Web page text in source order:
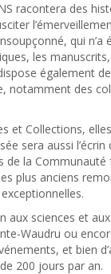
racontera des
qui n’a
les
également
notamment des
et Collections,
sera aussi
de la
plus anciens
sciences et aux
Waudru ou
et bien
200 jours par an.